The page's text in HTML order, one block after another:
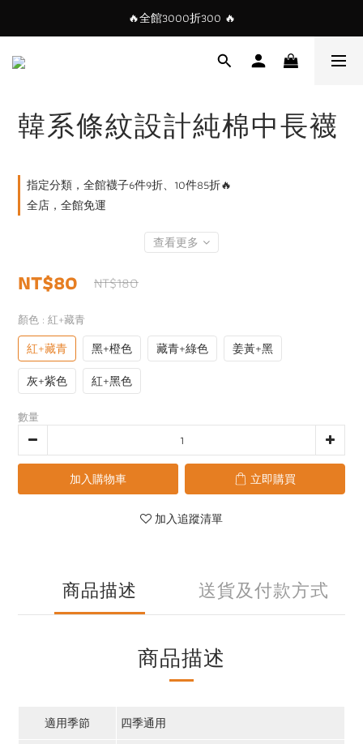
🔥全館3000折300 🔥
韓系條紋設計純棉中長襪
指定分類，全館襪子6件9折、10件85折🔥
全店，全館免運
查看更多
NT$80 NT$180
顏色 : 紅+藏青
紅+藏青 黑+橙色 藏青+綠色
姜黃+黑
灰+紫色
紅+黑色
數量
加入購物車 立即購買
加入追蹤清單
商品描述 送貨及付款方式
商品描述
適用季節 四季通用